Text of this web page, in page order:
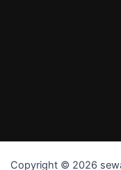
Copyright © 2026